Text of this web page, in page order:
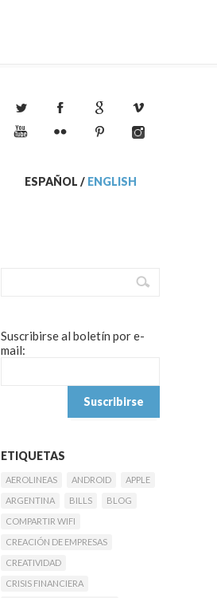
ESPAÑOL / ENGLISH
Suscribirse al boletín por e-
mail:
ETIQUETAS
AEROLINEAS ANDROID
APPLE
ARGENTINA
BILLS
BLOG
COMPARTIR WIFI
CREACIÓN DE EMPRESAS
CREATIVIDAD
CRISIS FINANCIERA